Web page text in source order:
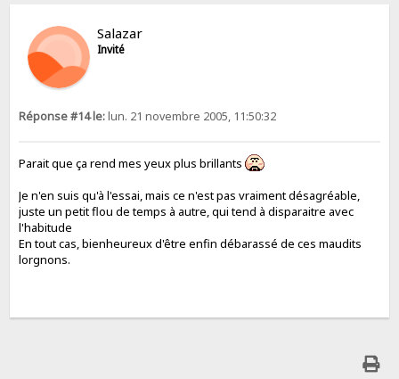
Salazar
Invité
Réponse #14 le:lun. 21 novembre 2005, 11:50:32
Parait que ça rend mes yeux plus brillants
Je n'en suis qu'à l'essai, mais ce n'est pas vraiment désagréable,
juste un petit flou de temps à autre, qui tend à disparaitre avec
l'habitude
En tout cas, bienheureux d'être enfin débarassé de ces maudits
lorgnons.